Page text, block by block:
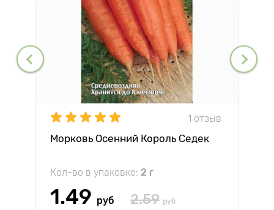
1 отзыв
Морковь Осенний Король Седек
Кол-во в упаковке: 2 г
1.49 руб 2.59 руб